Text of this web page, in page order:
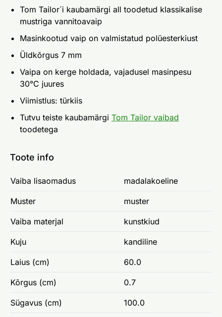
Tom Tailor´i kaubamärgi all toodetud klassikalise
mustriga vannitoavaip
Masinkootud vaip on valmistatud polüesterkiust
Üldkõrgus 7 mm
Vaipa on kerge holdada, vajadusel masinpesu
30°C juures
Viimistlus: türkiis
Tutvu teiste kaubamärgi Tom Tailor vaibad
toodetega
Toote info
Vaiba lisaomadus madalakoeline
Muster muster
Vaiba materjal kunstkiud
Kuju kandiline
Laius (cm) 60.0
Kõrgus (cm) 0.7
Sügavus (cm) 100.0